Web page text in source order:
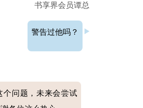
书享界会员谭总
警告过他吗？
个问题，未来会尝试